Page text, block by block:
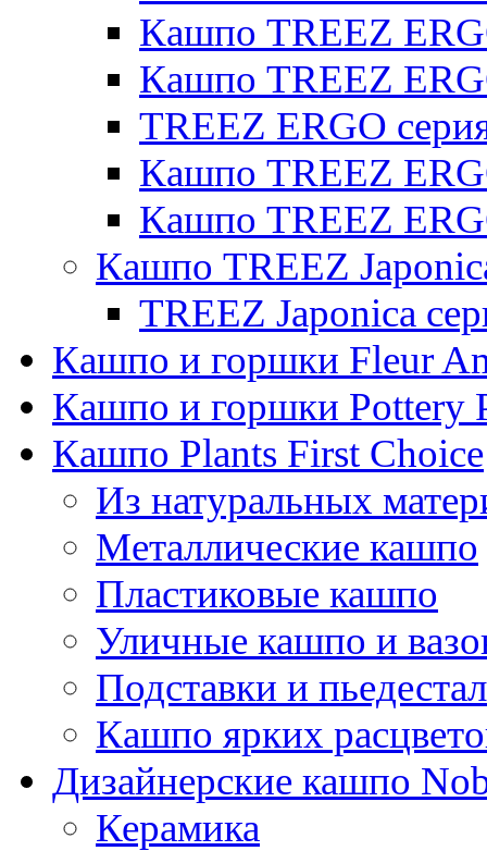
Кашпо TREEZ
Кашпо TREEZ
TREEZ ERGO
Кашпо TREEZ
Кашпо TREEZ
Кашпо TREEZ
TREEZ Japonica
Кашпо и горшки Fleur
Кашпо и горшки Pottery
Кашпо Plants First Choice
Из натуральных
Металлические кашпо
Пластиковые кашпо
Уличные кашпо и
Подставки и
Кашпо ярких
Дизайнерские кашпо
Керамика